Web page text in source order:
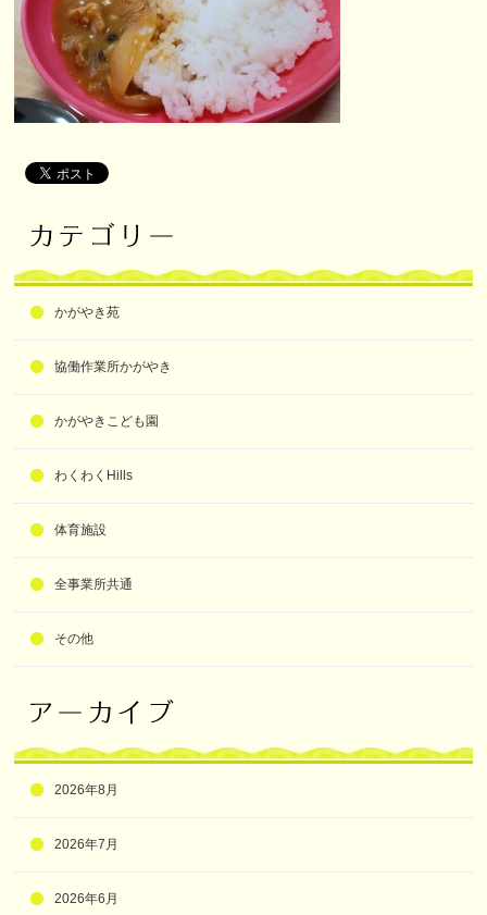
かがやき苑
協働作業所かがやき
かがやきこども園
わくわくHills
体育施設
全事業所共通
その他
2026年8月
2026年7月
2026年6月